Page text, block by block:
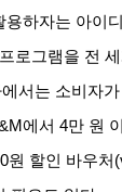
용하자는 아이
로그램을 전
서는 소비자
에서 4만 원
원 할인 바우처